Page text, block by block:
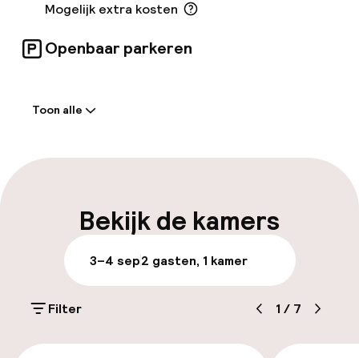
Mogelijk extra kosten
Openbaar parkeren
Meertalige medewerkers
Parkeren & mobiliteit
Parkeergelegenheid op eigen terrein
(buiten)
Toon alle
Bekijk de kamers
3–4 sep2 gasten, 1 kamer
Filter 1 / 7